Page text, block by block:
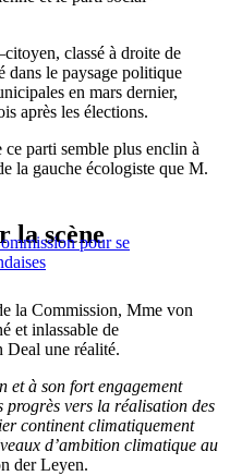
classé à droite de
dans le paysage politique
en mars dernier,
après les élections.
parti semble plus enclin à
la gauche écologiste que M.
pour se
la scène
la Commission, Mme von
et inlassable de
Deal une réalité.
et à son fort engagement
progrès vers la réalisation des
continent climatiquement
d’ambition climatique au
der Leyen.